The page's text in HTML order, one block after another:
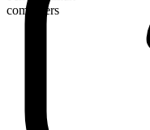
computers